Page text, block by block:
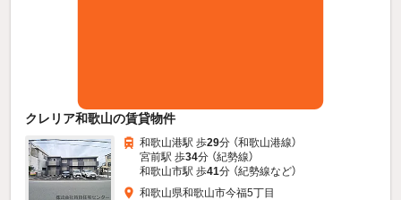
クレリア和歌山の賃貸物件
和歌山港駅 歩29分 （和歌山港線）
宮前駅 歩34分 （紀勢線）
和歌山市駅 歩41分 （紀勢線など）
和歌山県和歌山市今福5丁目